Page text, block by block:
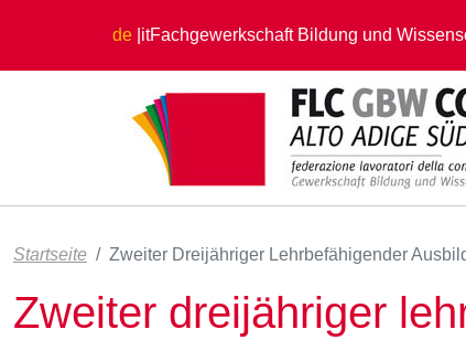
de itFachgewerkschaft Bildung und
Startseite Zweiter Dreijähriger Lehrbefähigender
Zweiter dreijähriger